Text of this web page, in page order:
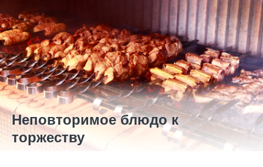
Неповторимое блюдо к
торжеству